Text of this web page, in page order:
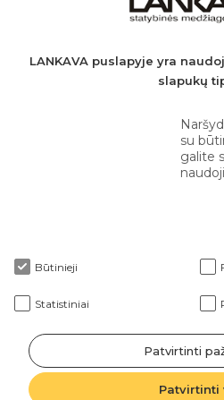
AB SEB
+370
Apie
2026 © Lankava visos
Sprendimas:
LANKAVA puslapyje yra
slapukų
su
galite
Būtinieji
Statistiniai
Patvirtinti
Patvirtinti